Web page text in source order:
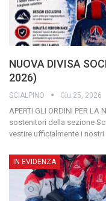
NUOVA DIVISA
2026)
SCIALPINO Giu 25, 2026
APERTI GLI ORDINI PER LA
sostenitori della sezione
vestire ufficialmente i
IN EVIDENZA